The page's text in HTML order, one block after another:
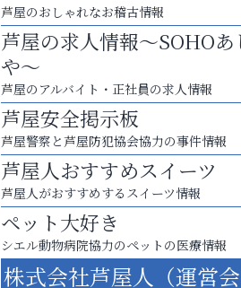
運動不足「動かない」を解消しませんか？
芦屋のおしゃれなお稽古情報
芦屋の求人情報～SOHOあ
や～
芦屋のアルバイト・正社員の求人情報
芦屋安全掲示板
芦屋警察と芦屋防犯協会協力の事件情報
芦屋人おすすめスイーツ
芦屋人がおすすめするスイーツ情報
ペット大好き
シエル動物病院協力のペットの医療情報
株式会社芦屋人（運営会